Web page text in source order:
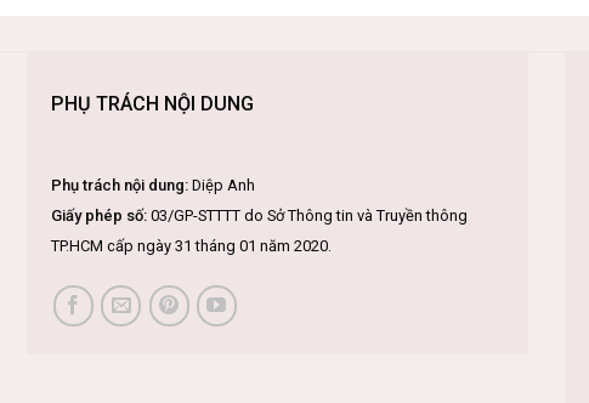
PHỤ TRÁCH NỘI DUNG
Phụ trách nội dung: Diệp Anh
Giấy phép số: 03/GP-STTTT do Sở Thông tin và Truyền thông
TP.HCM cấp ngày 31 tháng 01 năm 2020.